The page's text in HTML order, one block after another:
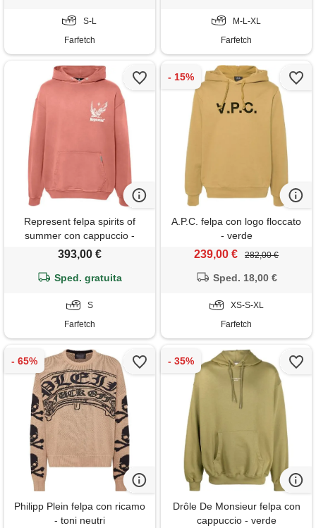
S-L
Farfetch
M-L-XL
Farfetch
Represent felpa spirits of
summer con cappuccio -
rosso
393,00 €
Sped. gratuita
S
Farfetch
A.P.C. felpa con logo floccato
- verde
239,00 € 282,00 €
Sped. 18,00 €
XS-S-XL
Farfetch
Philipp Plein felpa con ricamo
- toni neutri
Drôle De Monsieur felpa con
cappuccio - verde